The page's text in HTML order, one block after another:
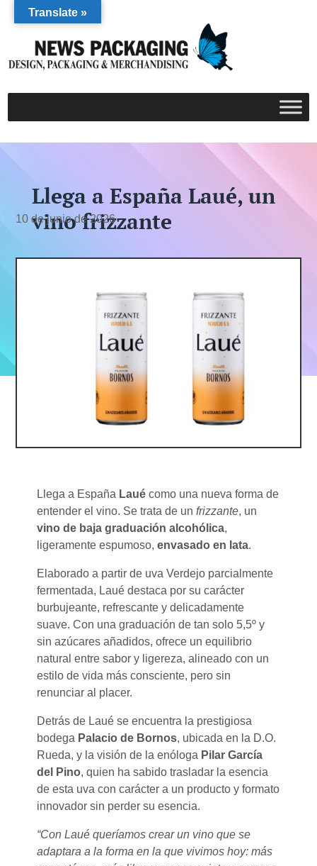
Llega a España Laué, un
vino frizzante
10 de junio de 2026
Llega a España Laué como una nueva forma de
entender el vino. Se trata de unfrizzante, un
vino de baja graduación alcohólica,
ligeramente espumoso,envasado en lata.
Elaborado a partir de uva Verdejo parcialmente
fermentada, Laué destaca por su carácter
burbujeante, refrescante y delicadamente
suave. Con una graduación de tan solo 5,5º y
sin azúcares añadidos, ofrece un equilibrio
natural entre sabor y ligereza, alineado con un
estilo de vida más consciente, pero sin
renunciar al placer.
Detrás de Laué se encuentra la prestigiosa
bodega Palacio de Bornos, ubicada en la D.O.
Rueda, y la visión de la enóloga Pilar García
del Pino, quien ha sabido trasladar la esencia
de esta uva con carácter a un producto y formato
innovador sin perder su esencia.
“Con Laué queríamos crear un vino que se
adaptara a la forma en la que vivimos hoy: más
Translate »